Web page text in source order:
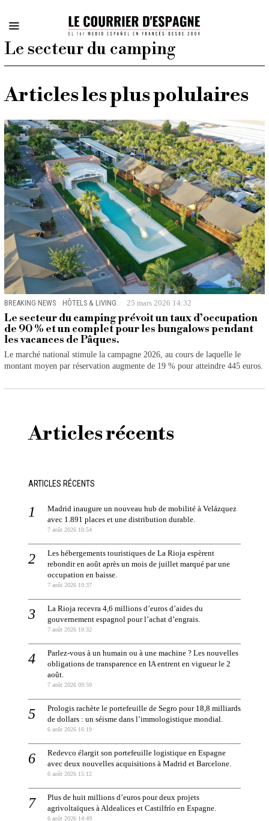
Le secteur du camping
Articles les plus polulaires
BREAKING NEWS · HÔTELS & LIVING 25 mars 2026 14:32
Le secteur du camping prévoit un taux d’occupation
de 90 % et un complet pour les bungalows pendant
les vacances de Pâques.
Le marché national stimule la campagne 2026, au cours de laquelle le
montant moyen par réservation augmente de 19 % pour atteindre 445 euros.
Articles récents
ARTICLES RÉCENTS
Madrid inaugure un nouveau hub de mobilité à Velázquez
avec 1.891 places et une distribution durable.
7 août 2026 10:54
Les hébergements touristiques de La Rioja espèrent
rebondir en août après un mois de juillet marqué par une
occupation en baisse.
7 août 2026 10:37
La Rioja recevra 4,6 millions d’euros d’aides du
gouvernement espagnol pour l’achat d’engrais.
7 août 2026 10:32
Parlez-vous à un humain ou à une machine ? Les nouvelles
obligations de transparence en IA entrent en vigueur le 2
août.
7 août 2026 09:59
Prologis rachète le portefeuille de Segro pour 18,8 milliards
de dollars : un séisme dans l’immologistique mondial.
6 août 2026 16:19
Redevco élargit son portefeuille logistique en Espagne
avec deux nouvelles acquisitions à Madrid et Barcelone.
6 août 2026 15:12
Plus de huit millions d’euros pour deux projets
agrivoltaïques à Aldealices et Castilfrío en Espagne.
6 août 2026 14:49